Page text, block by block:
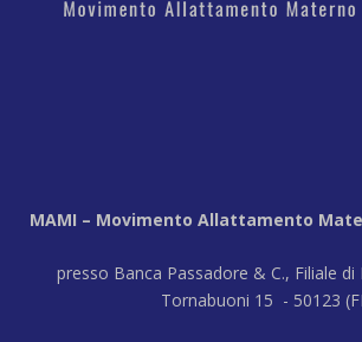
MAMI – Movimento Allattamento
presso Banca Passadore & C., Filiale di
Tornabuoni 15 - 50123